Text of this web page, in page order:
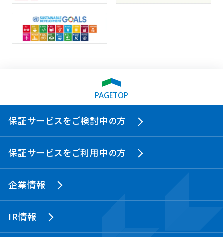
PAGETOP
保証サービスをご検討中の方
保証サービスをご利用中の方
企業情報
IR情報